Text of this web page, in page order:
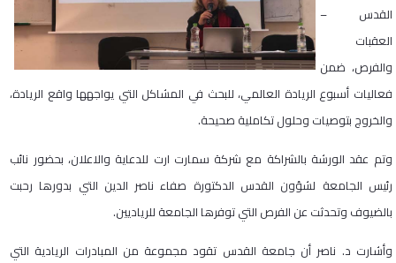
القدس –
العقبات
والفرص، ضمن
فعاليات أسبوع الريادة العالمي، للبحث في المشاكل التي يواجهها واقع الريادة،
والخروج بتوصيات وحلول تكاملية صحيحة.
وتم عقد الورشة بالشراكة مع شركة سمارت ارت للدعاية والاعلان، بحضور نائب
رئيس الجامعة لشؤون القدس الدكتورة صفاء ناصر الدين التي بدورها رحبت
بالضيوف وتحدثت عن الفرص التي توفرها الجامعة للرياديين.
وأشارت د. ناصر أن جامعة القدس تقود مجموعة من المبادرات الريادية التي